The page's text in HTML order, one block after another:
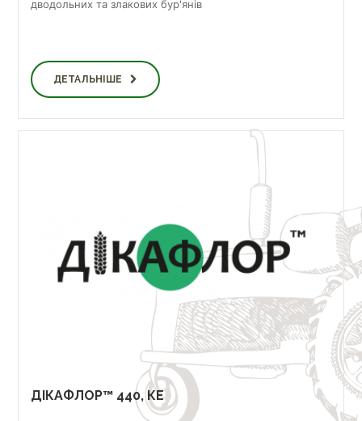
дводольних та злакових бур'янів
ДЕТАЛЬНІШЕ
ДІКАФЛОР™ 440, КЕ